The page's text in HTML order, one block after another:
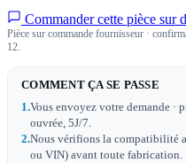
Commander cette pièce sur
Pièce sur commande fournisseur ·
12.
COMMENT ÇA SE PASSE
1.Vous envoyez votre demande ·
ouvrée, 5J/7.
2.Nous vérifions la compatibilité
ou VIN) avant toute fabrication.